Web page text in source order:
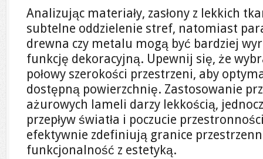
Analizując materiały, zasłony z lekkich
subtelne oddzielenie stref, natomiast
drewna czy metalu mogą być bardziej
funkcję dekoracyjną. Upewnij się, że
połowy szerokości przestrzeni, aby
dostępną powierzchnię. Zastosowanie
ażurowych lameli darzy lekkością,
przepływ światła i poczucie
efektywnie zdefiniują granice
funkcjonalność z estetyką.